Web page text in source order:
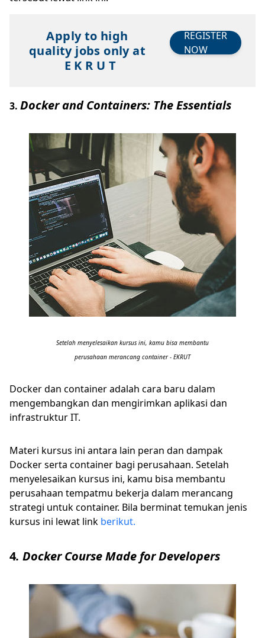
Apply to high
quality jobs only at
E K R U T
REGISTER
NOW
3. Docker and Containers: The Essentials
Setelah menyelesaikan kursus ini, kamu bisa membantu
perusahaan merancang container - EKRUT
Docker dan container adalah cara baru dalam
mengembangkan dan mengirimkan aplikasi dan
infrastruktur IT.
Materi kursus ini antara lain peran dan dampak
Docker serta container bagi perusahaan. Setelah
menyelesaikan kursus ini, kamu bisa membantu
perusahaan tempatmu bekerja dalam merancang
strategi untuk container. Bila berminat temukan jenis
kursus ini lewat link berikut.
4. Docker Course Made for Developers